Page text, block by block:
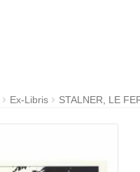
Ex-Libris STALNER, LE